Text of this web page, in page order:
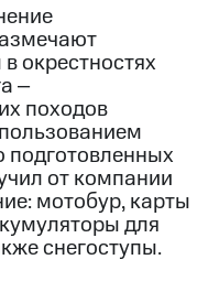
окрестностях
‒
походов
от компании
мотобур, карты
для
снегоступы.